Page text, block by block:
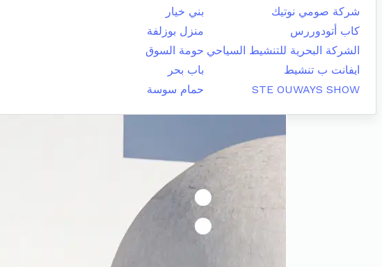
شركة صومي نوتيك
بني خيار
كاب أتودوررس
منزل بوزلفة
الشركة البحرية للتنشيط السياحي حومة السوق
ايفانت ب تنشيط
باب بحر
STE OUWAYS SHOW
حمام سوسة